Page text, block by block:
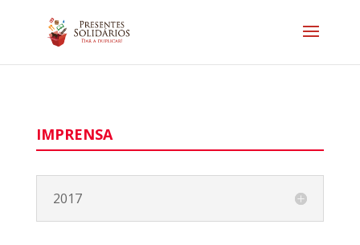
IMPRENSA
2017